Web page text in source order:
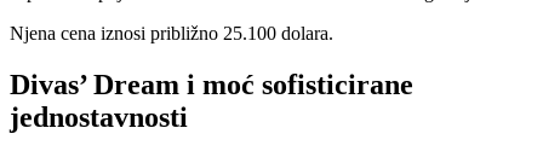
Njena cena iznosi približno 25.100 dolara.
Divas’ Dream i moć sofisticirane
jednostavnosti